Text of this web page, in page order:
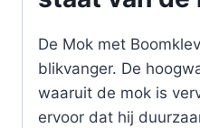
De Mok met
blikvanger. De
waaruit de mok is
ervoor dat hij